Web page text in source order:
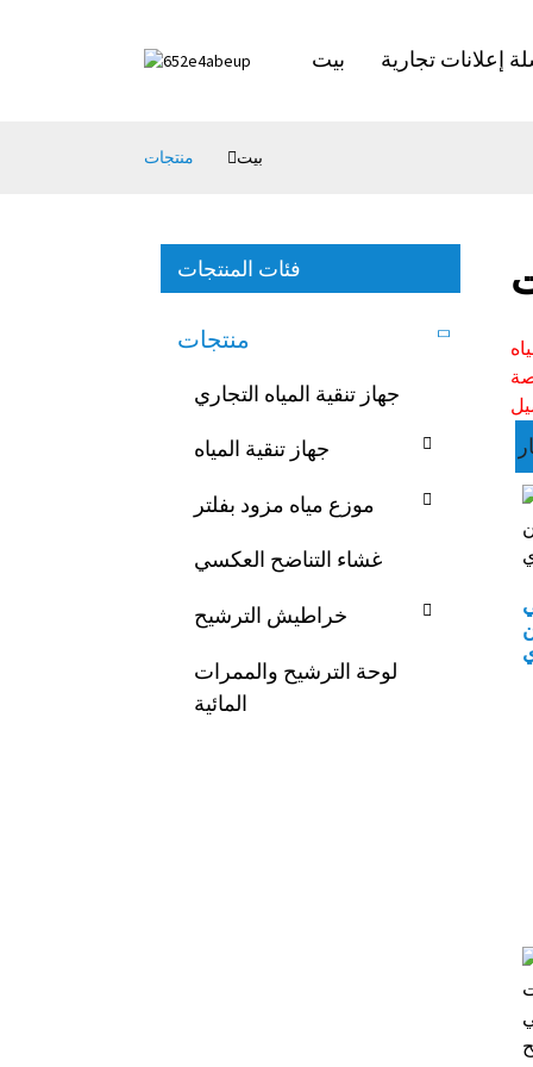
بيت إعلانات تجارية
بيت منتجات
فئات المنتجات
منتجات
جهاز تنقية المياه التجاري
جهاز تنقية المياه
موزع مياه مزود بفلتر
غشاء التناضح العكسي
خراطيش الترشيح
لوحة الترشيح والممرات
المائية